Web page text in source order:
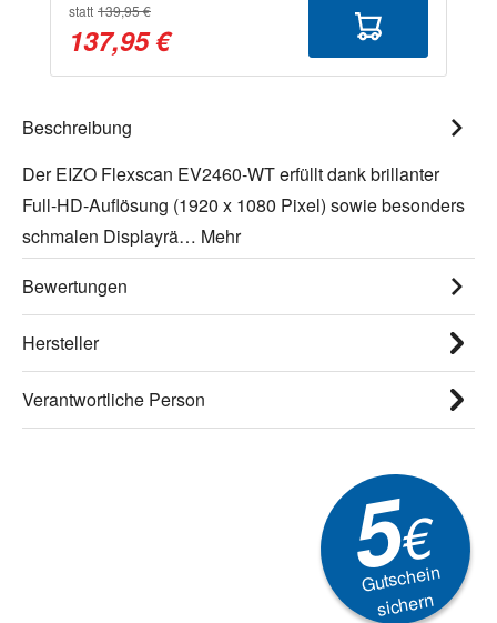
statt 139,95 €
137,95 €
Beschreibung
Der EIZO Flexscan EV2460-WT erfüllt dank brillanter
Full-HD-Auflösung (1920 x 1080 Pixel) sowie besonders
schmalen Displayrä… Mehr
Bewertungen
Hersteller
Verantwortliche Person
5€
Gutschein
sichern